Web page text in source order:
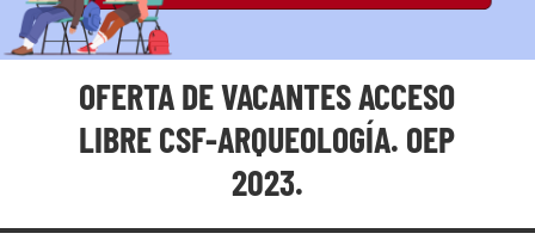
OFERTA DE VACANTES ACCESO
LIBRE CSF-ARQUEOLOGÍA. OEP
2023.